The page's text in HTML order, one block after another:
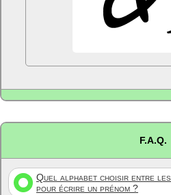
F.A.Q.
Quel alphabet choisir entre les
pour écrire un prénom ?